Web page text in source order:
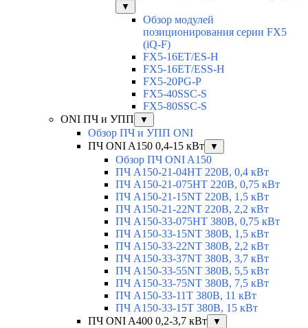
▼
Обзор модулей
позиционирования серии FX5
(iQ-F)
FX5-16ET/ES-H
FX5-16ET/ESS-H
FX5-20PG-P
FX5-40SSC-S
FX5-80SSC-S
ONI ПЧ и УПП
▼
Обзор ПЧ и УПП ONI
ПЧ ONI A150 0,4-15 кВт
▼
Обзор ПЧ ONI A150
ПЧ A150-21-04HT 220В, 0,4 кВт
ПЧ A150-21-075HT 220В, 0,75 кВт
ПЧ A150-21-15NT 220В, 1,5 кВт
ПЧ A150-21-22NT 220В, 2,2 кВт
ПЧ A150-33-075HT 380В, 0,75 кВт
ПЧ A150-33-15NT 380В, 1,5 кВт
ПЧ A150-33-22NT 380В, 2,2 кВт
ПЧ A150-33-37NT 380В, 3,7 кВт
ПЧ A150-33-55NT 380В, 5,5 кВт
ПЧ A150-33-75NT 380В, 7,5 кВт
ПЧ A150-33-11T 380В, 11 кВт
ПЧ A150-33-15T 380В, 15 кВт
ПЧ ONI A400 0,2-3,7 кВт
▼